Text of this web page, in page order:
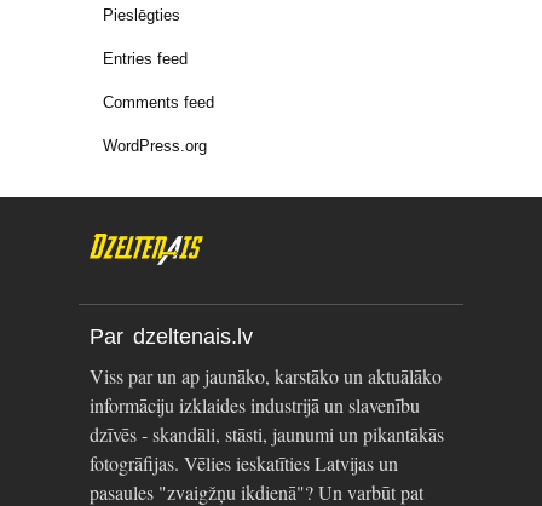
Pieslēgties
Entries feed
Comments feed
WordPress.org
Par dzeltenais.lv
Viss par un ap jaunāko, karstāko un aktuālāko
informāciju izklaides industrijā un slavenību
dzīvēs - skandāli, stāsti, jaunumi un pikantākās
fotogrāfijas. Vēlies ieskatīties Latvijas un
pasaules "zvaigžņu ikdienā"? Un varbūt pat